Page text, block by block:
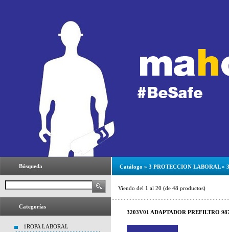
Búsqueda
Categorías
1ROPA LABORAL
Catálogo » 3 PROTECCION LABORAL»
Viendo del 1 al 20 (de 48 productos)
3203V01 ADAPTADOR PREFILTRO